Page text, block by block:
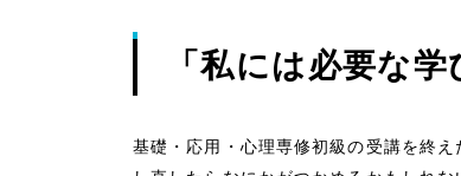
「私には必要な
基礎・応用・心理専修初級の受講を終